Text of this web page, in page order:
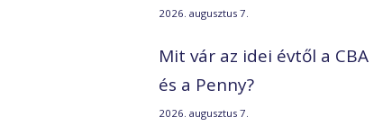
2026. augusztus 7.
Mit vár az idei évtől a CBA
és a Penny?
2026. augusztus 7.